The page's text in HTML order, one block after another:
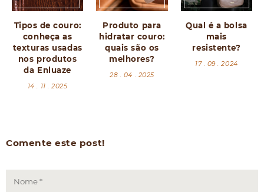
Tipos de couro:
conheça as
texturas usadas
nos produtos
da Enluaze
14 . 11 . 2025
Produto para
hidratar couro:
quais são os
melhores?
28 . 04 . 2025
Qual é a bolsa
mais
resistente?
17 . 09 . 2024
Comente este post!